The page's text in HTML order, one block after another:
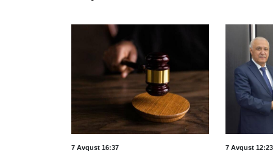
7 Avqust 16:37 7 Avqust 12:23